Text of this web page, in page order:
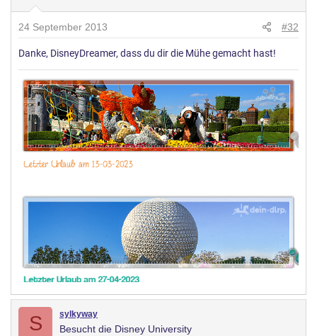
24 September 2013 #32
Danke, DisneyDreamer, dass du dir die Mühe gemacht hast!
S sylkyway
Besucht die Disney University